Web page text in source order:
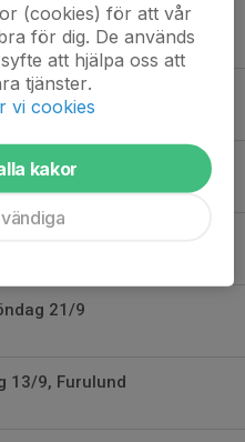
14/12
21/9
13/9, Furulund
(cookies) för att vår
för dig. De används
att hjälpa oss att
tjänster.
vi cookies
kakor